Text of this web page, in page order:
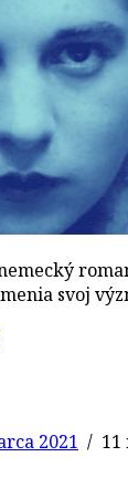
svoj
2021 / 11